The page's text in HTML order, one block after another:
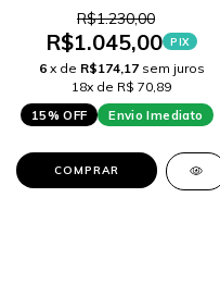
R$1.230,00
R$1.045,00 PIX
6 x de R$174,17 sem juros
18x de R$ 70,89
15% OFF
Envio Imediato
COMPRAR